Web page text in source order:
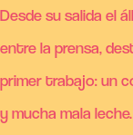
Desde su salida el
entre la prensa,
primer trabajo: un
y mucha mala